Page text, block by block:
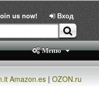
us now! Вход
Меню
Amazon.es |OZON.ru